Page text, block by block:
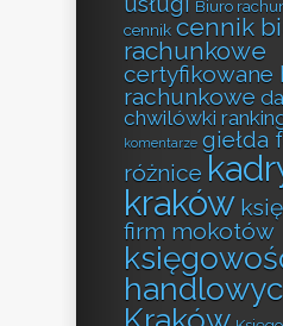
Biuro
cennik cennik
rachunkowe
certyfikowane
rachunkowe
chwilówki
komentarze giełda
różnice
kraków
firm mokotów